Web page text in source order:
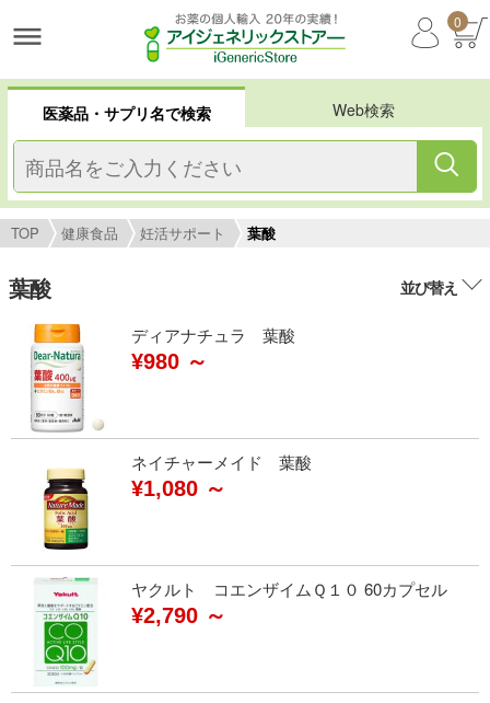
0
医薬品・サプリ名で検索 Web検索
TOP 健康食品 妊活サポート 葉酸
葉酸 並び替え
ディアナチュラ 葉酸
¥980 ～
ネイチャーメイド 葉酸
¥1,080 ～
ヤクルト コエンザイムＱ１０ 60カプセル
¥2,790 ～